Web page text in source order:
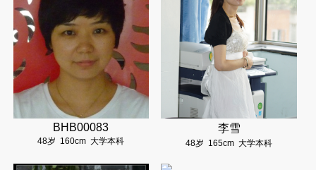
BHB00083
48岁 160cm 大学本科
李雪
48岁 165cm 大学本科